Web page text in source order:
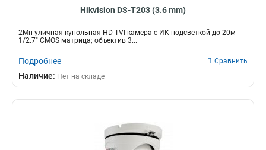
Hikvision DS-T203 (3.6 mm)
2Мп уличная купольная HD-TVI камера с ИК-подсветкой до 20м
1/2.7" CMOS матрица; объектив 3...
Подробнее Сравнить
Наличие: Нет на складе